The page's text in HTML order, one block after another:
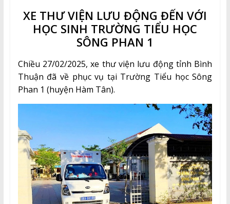
XE THƯ VIỆN LƯU ĐỘNG ĐẾN VỚI
HỌC SINH TRƯỜNG TIỂU HỌC
SÔNG PHAN 1
Chiều 27/02/2025, xe thư viện lưu động tỉnh Bình
Thuận đã về phục vụ tại Trường Tiểu học Sông
Phan 1 (huyện Hàm Tân).